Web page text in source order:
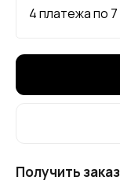
4 платежа по
Получить заказ